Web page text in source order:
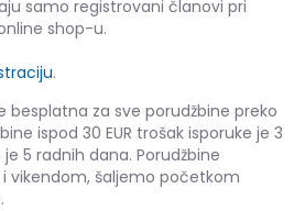
samo registrovani članovi pri
shop-u.
.
besplatna za sve porudžbine preko
ispod 30 EUR trošak isporuke je 3
je 5 radnih dana. Porudžbine
vikendom, šaljemo početkom